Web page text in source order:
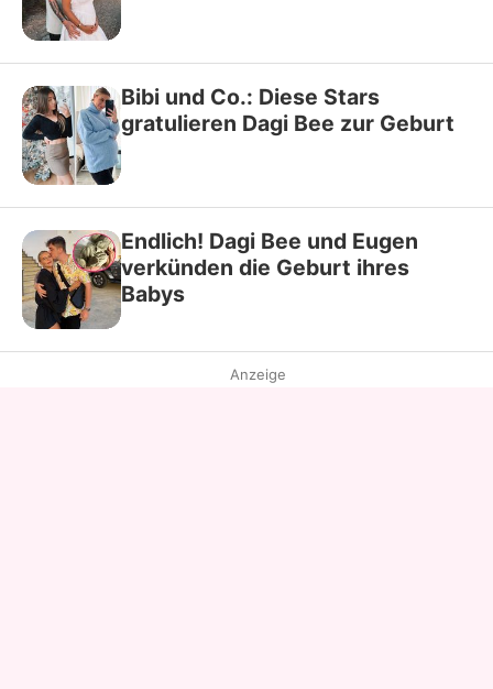
Bibi und Co.: Diese Stars
gratulieren Dagi Bee zur Geburt
Endlich! Dagi Bee und Eugen
verkünden die Geburt ihres
Babys
Anzeige